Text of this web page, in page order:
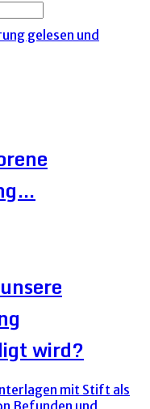
gelesen und
wird?